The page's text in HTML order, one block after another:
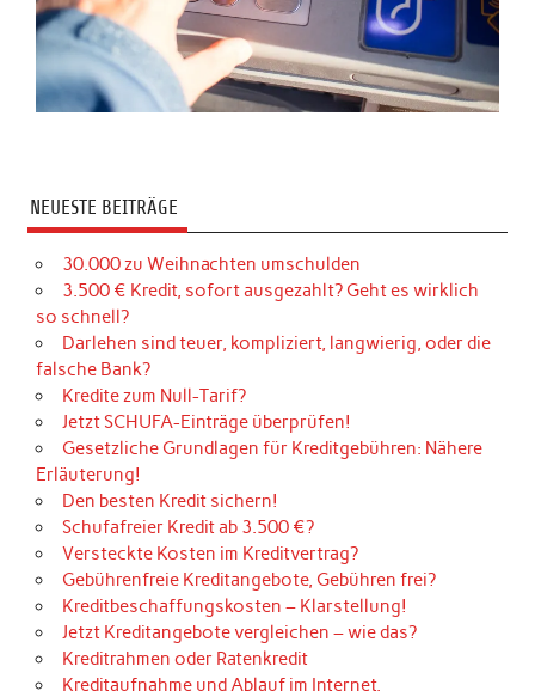
NEUESTE BEITRÄGE
30.000 zu Weihnachten umschulden
3.500 € Kredit, sofort ausgezahlt? Geht es wirklich
so schnell?
Darlehen sind teuer, kompliziert, langwierig, oder die
falsche Bank?
Kredite zum Null-Tarif?
Jetzt SCHUFA-Einträge überprüfen!
Gesetzliche Grundlagen für Kreditgebühren: Nähere
Erläuterung!
Den besten Kredit sichern!
Schufafreier Kredit ab 3.500 €?
Versteckte Kosten im Kreditvertrag?
Gebührenfreie Kreditangebote, Gebühren frei?
Kreditbeschaffungskosten – Klarstellung!
Jetzt Kreditangebote vergleichen – wie das?
Kreditrahmen oder Ratenkredit
Kreditaufnahme und Ablauf im Internet.